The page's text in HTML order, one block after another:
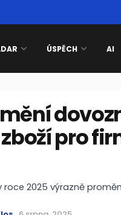
ÚSPĚCH AI
pro
2025 výrazně